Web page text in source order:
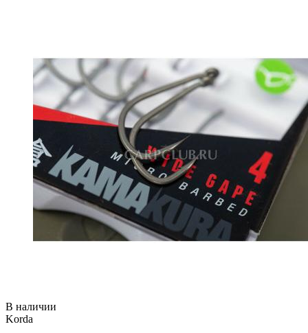
В наличии
Korda